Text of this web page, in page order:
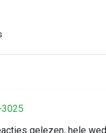
gelezen, hele